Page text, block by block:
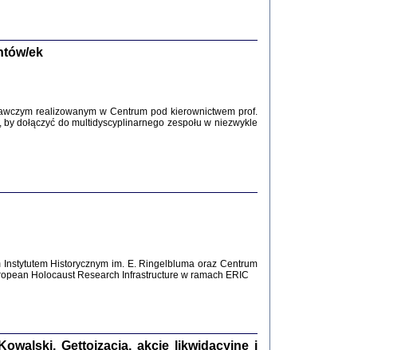
Warszawa 2016
JEST POSIADAĆ DOM POD ZIEMIĄ ...
ek
realizowanym w Centrum pod kierownictwem prof.
dołączyć do multidyscyplinarnego zespołu w niezwykle
Historycznym im. E. Ringelbluma oraz Centrum
Holocaust Research Infrastructure w ramach ERIC
Gettoizacja, akcje likwidacyjne i